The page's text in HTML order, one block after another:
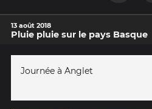
13 août 2018
Pluie pluie sur le pays Basque
Journée à Anglet